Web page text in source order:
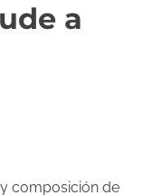
a
composición de